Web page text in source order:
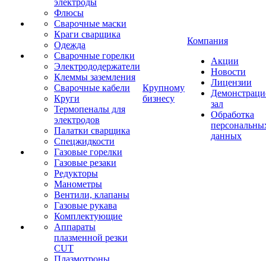
электроды
Флюсы
Сварочные маски
Краги сварщика
Одежда
Сварочные горелки
Электрододержатели
Клеммы заземления
Сварочные кабели
Круги
Термопеналы для
электродов
Палатки сварщика
Спецжидкости
Газовые горелки
Газовые резаки
Редукторы
Манометры
Вентили, клапаны
Газовые рукава
Комплектующие
Аппараты
плазменной резки
CUT
Плазмотроны
Крупному
бизнесу
Компания
Акции
Новости
Лицензии
зал
Обработка
данных